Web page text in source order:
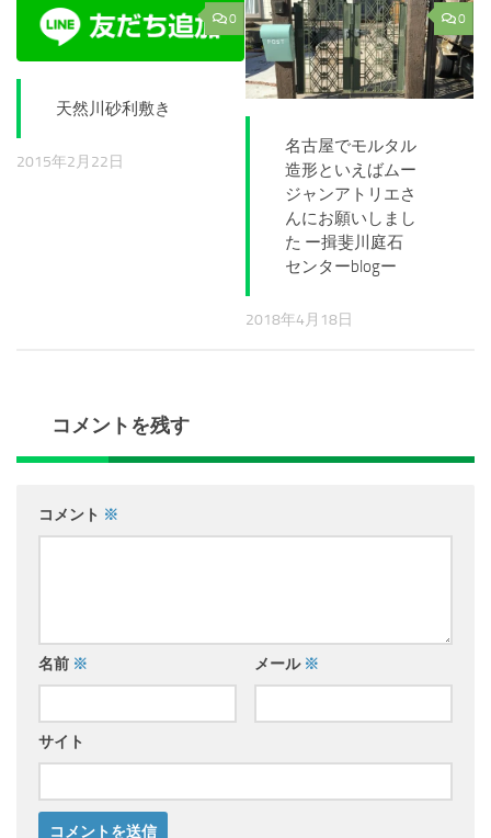
0
天然川砂利敷き
2015年2月22日
0
名古屋でモルタル
造形といえばムー
ジャンアトリエさ
んにお願いしまし
た ー揖斐川庭石
センターblogー
2018年4月18日
コメントを残す
コメント ※
名前 ※ メール ※
サイト